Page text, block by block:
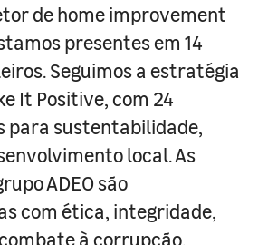
de home improvement
presentes em 14
Seguimos a estratégia
It Positive, com 24
para sustentabilidade,
local. As
ADEO são
com ética, integridade,
à corrupção.